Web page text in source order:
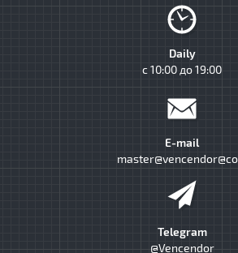
Daily
с 10:00 до 19:00
E-mail
Telegram
@Vencendor